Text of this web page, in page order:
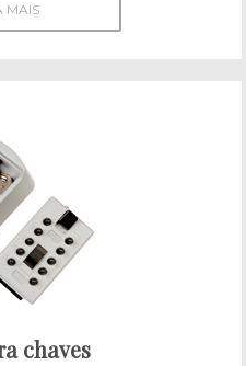
MAIS
chaves